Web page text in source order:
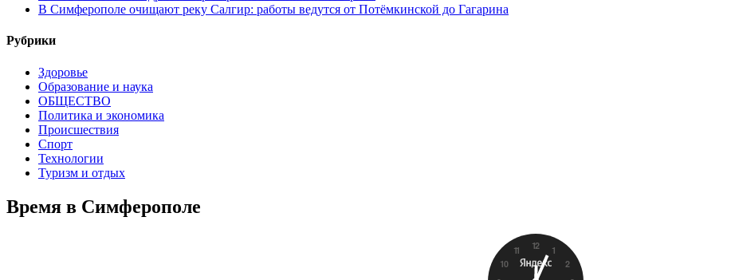
В Симферополе очищают реку Салгир: работы ведутся от Потёмкинской до Гагарина
Рубрики
Здоровье
Образование и наука
ОБЩЕСТВО
Политика и экономика
Происшествия
Спорт
Технологии
Туризм и отдых
Время в Симферополе